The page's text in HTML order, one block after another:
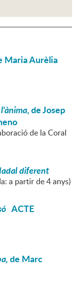
Maria Aurèlia
, de Josep
de la Coral
diferent
a partir de 4 anys)
ACTE
de Marc